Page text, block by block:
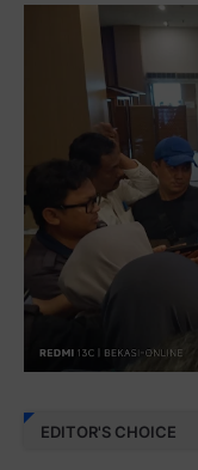
EDITOR'S CHOICE